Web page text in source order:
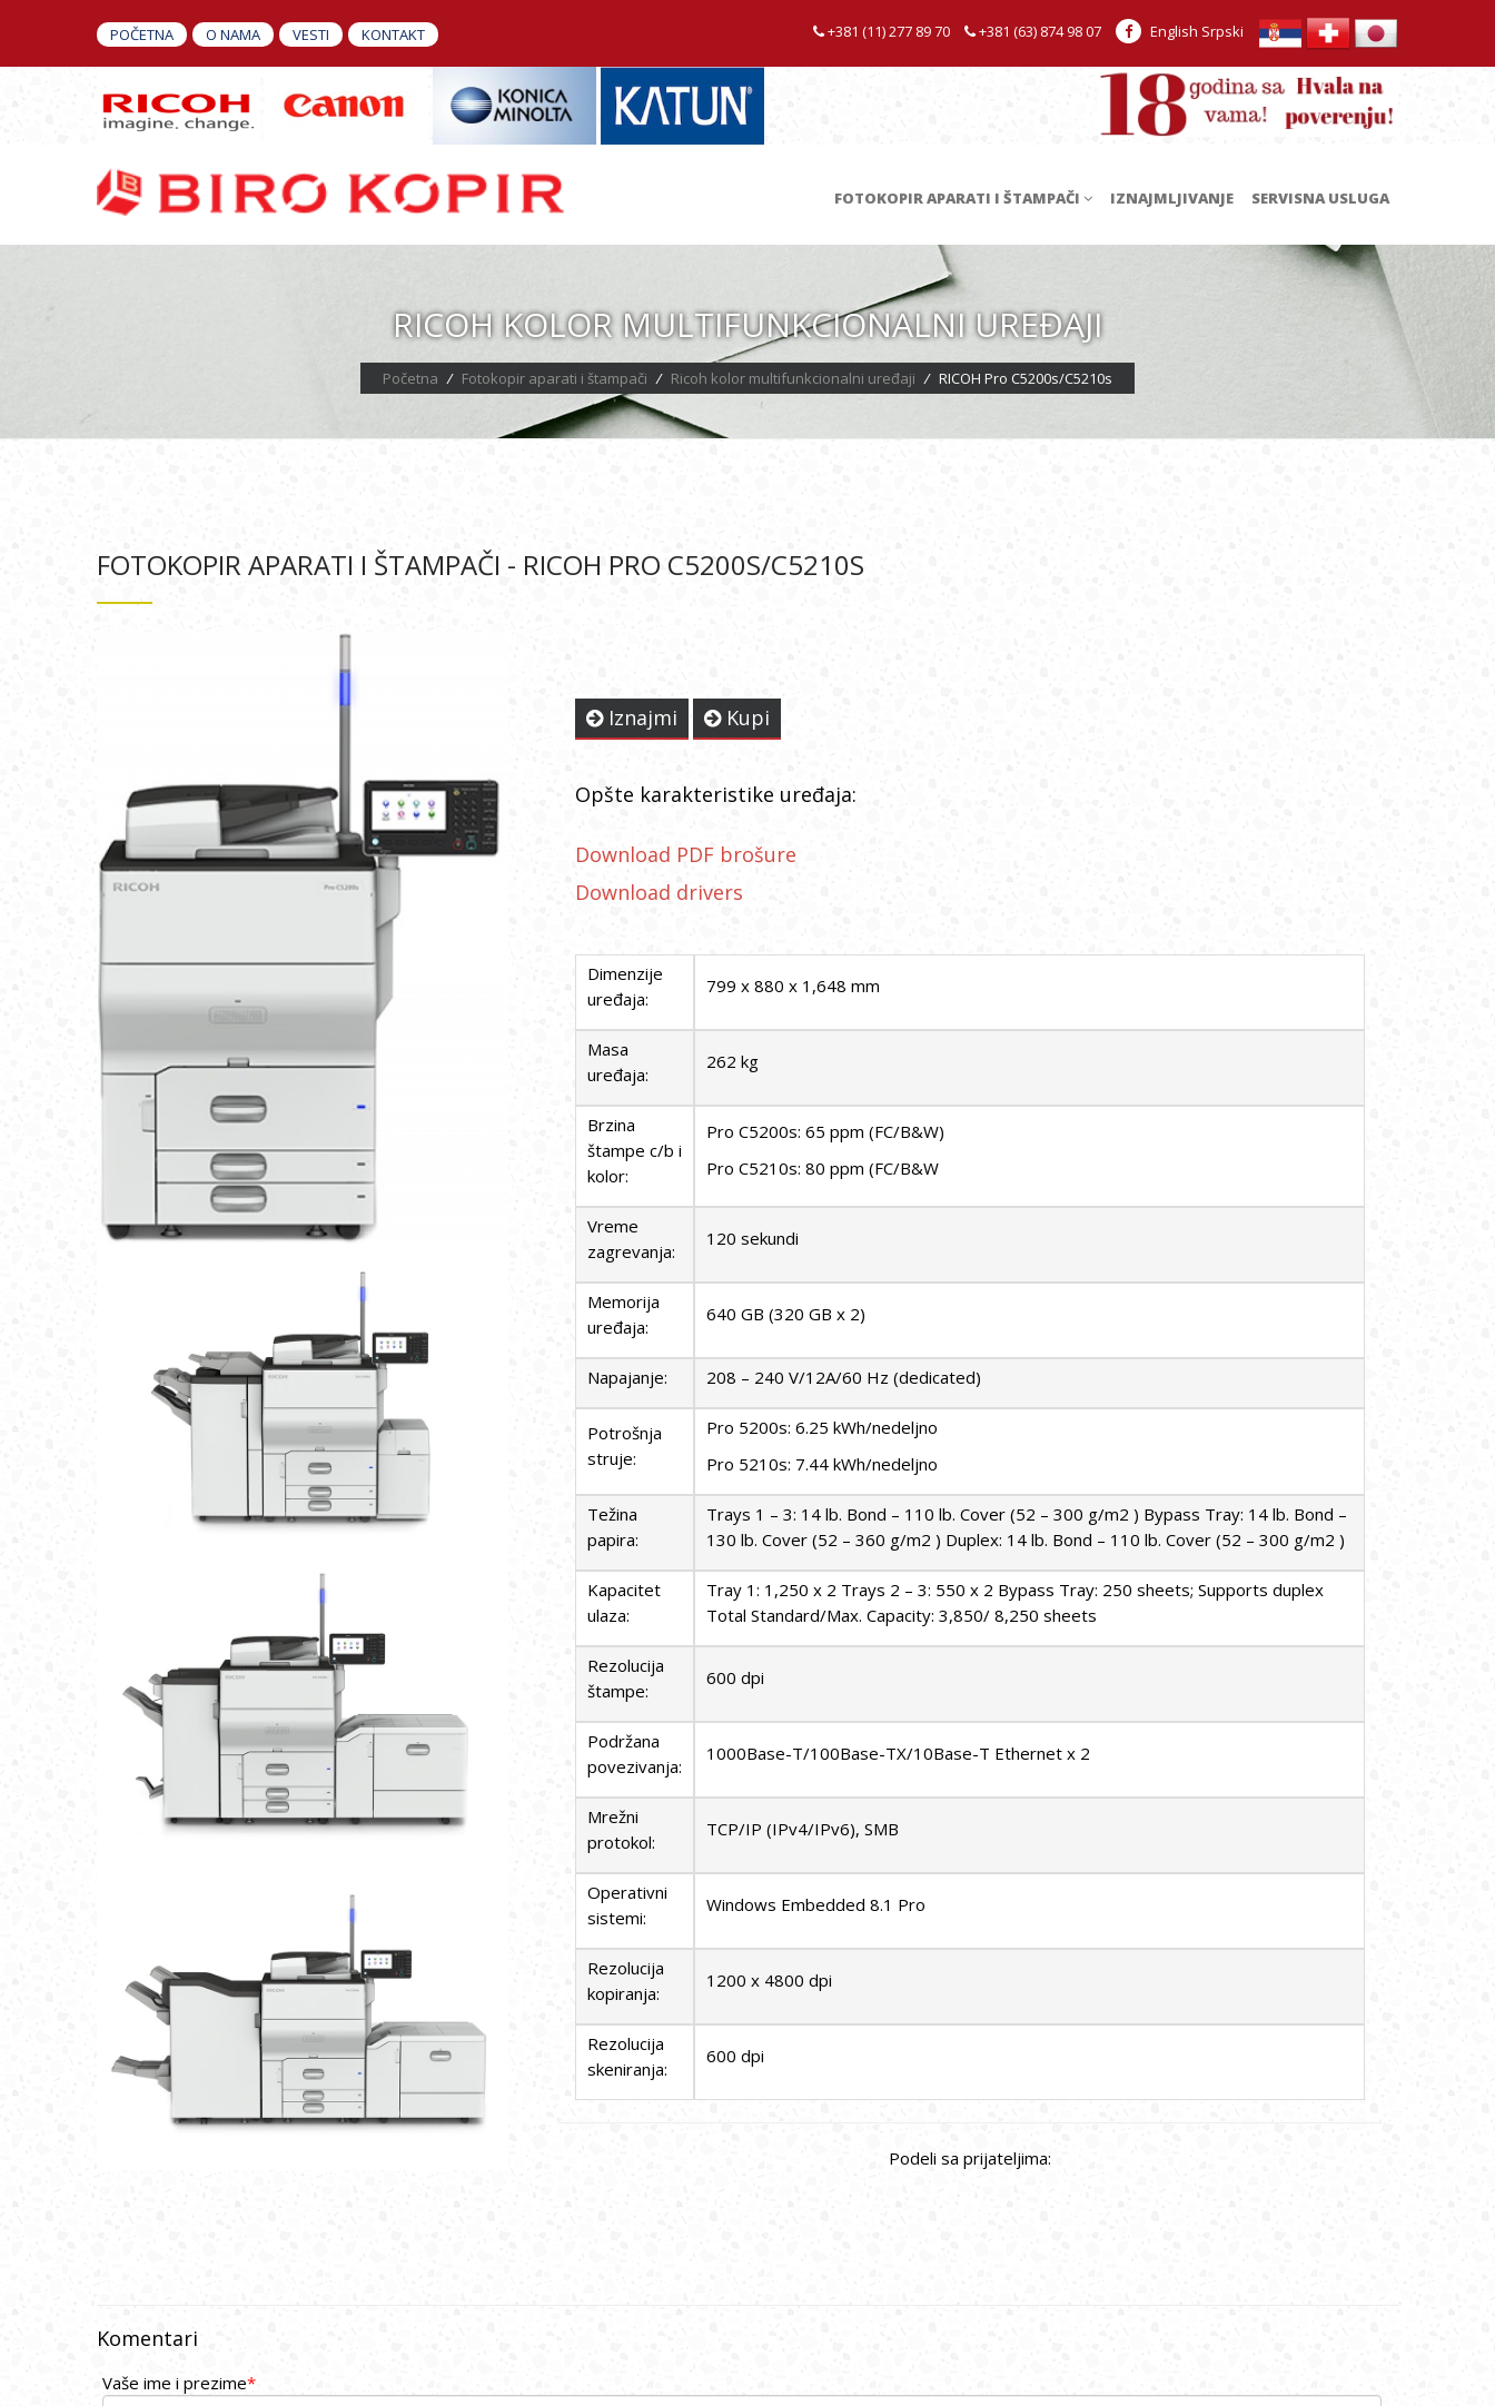
POČETNA O NAMA VESTI KONTAKT +381 (11) 277 89 70 +381 (63) 874 98 07 English Srpski
FOTOKOPIR APARATI I ŠTAMPAČI IZNAJMLJIVANJE SERVISNA USLUGA
RICOH KOLOR MULTIFUNKCIONALNI UREĐAJI
Početna / Fotokopir aparati i štampači / Ricoh kolor multifunkcionalni uređaji / RICOH Pro C5200s/C5210s
FOTOKOPIR APARATI I ŠTAMPAČI - RICOH PRO C5200S/C5210S
Iznajmi Kupi
Opšte karakteristike uređaja:
Download PDF brošure
Download drivers
Dimenzije
uređaja:
799 x 880 x 1,648 mm
Masa
uređaja:
262 kg
Brzina
štampe c/b i
kolor:
Pro C5200s: 65 ppm (FC/B&W)
Pro C5210s: 80 ppm (FC/B&W
Vreme
zagrevanja:
120 sekundi
Memorija
uređaja:
640 GB (320 GB x 2)
Napajanje: 208 – 240 V/12A/60 Hz (dedicated)
Potrošnja
struje:
Pro 5200s: 6.25 kWh/nedeljno
Pro 5210s: 7.44 kWh/nedeljno
Težina
papira:
Trays 1 – 3: 14 lb. Bond – 110 lb. Cover (52 – 300 g/m2 ) Bypass Tray: 14 lb. Bond –
130 lb. Cover (52 – 360 g/m2 ) Duplex: 14 lb. Bond – 110 lb. Cover (52 – 300 g/m2 )
Kapacitet
ulaza:
Tray 1: 1,250 x 2 Trays 2 – 3: 550 x 2 Bypass Tray: 250 sheets; Supports duplex
Total Standard/Max. Capacity: 3,850/ 8,250 sheets
Rezolucija
štampe:
600 dpi
Podržana
povezivanja:
1000Base-T/100Base-TX/10Base-T Ethernet x 2
Mrežni
protokol:
TCP/IP (IPv4/IPv6), SMB
Operativni
sistemi:
Windows Embedded 8.1 Pro
Rezolucija
kopiranja:
1200 x 4800 dpi
Rezolucija
skeniranja:
600 dpi
Podeli sa prijateljima:
Komentari
Vaše ime i prezime*